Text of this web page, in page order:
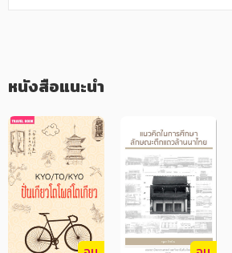
การ์ตูนความรู้ การ์ตูน
การ์ตูนมังงะ (Manga)
หนังสือแนะนำ